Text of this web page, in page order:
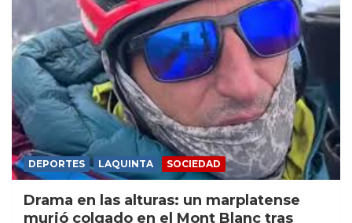
DEPORTES LAQUINTA SOCIEDAD
Drama en las alturas: un marplatense
murió colgado en el Mont Blanc tras